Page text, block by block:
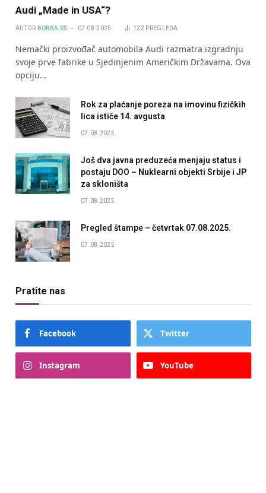
Audi „Made in USA“?
AUTOR BORBA.RS 07.08.2025. 122 PREGLEDA
Nemački proizvođač automobila Audi razmatra izgradnju
svoje prve fabrike u Sjedinjenim Američkim Državama. Ova
opciju…
Rok za plaćanje poreza na imovinu fizičkih
lica ističe 14. avgusta
07.08.2025.
Još dva javna preduzeća menjaju status i
postaju DOO – Nuklearni objekti Srbije i JP
za skloništa
07.08.2025.
Pregled štampe – četvrtak 07.08.2025.
07.08.2025.
Pratite nas
Facebook Twitter
Instagram YouTube